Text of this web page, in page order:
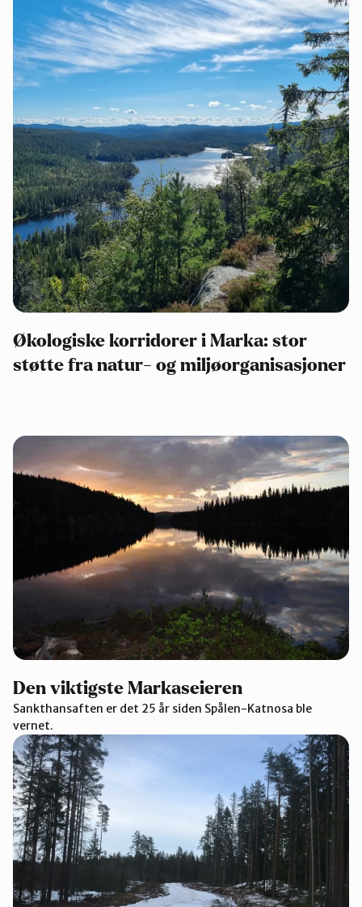
Økologiske korridorer i Marka: stor
støtte fra natur- og miljøorganisasjoner
Den viktigste Markaseieren
Sankthansaften er det 25 år siden Spålen-Katnosa ble
vernet.